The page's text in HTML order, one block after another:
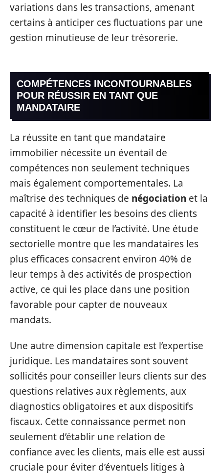
variations dans les transactions, amenant
certains à anticiper ces fluctuations par une
gestion minutieuse de leur trésorerie.
COMPÉTENCES INCONTOURNABLES
POUR RÉUSSIR EN TANT QUE
MANDATAIRE
La réussite en tant que mandataire
immobilier nécessite un éventail de
compétences non seulement techniques
mais également comportementales. La
maîtrise des techniques de négociation et la
capacité à identifier les besoins des clients
constituent le cœur de l’activité. Une étude
sectorielle montre que les mandataires les
plus efficaces consacrent environ 40% de
leur temps à des activités de prospection
active, ce qui les place dans une position
favorable pour capter de nouveaux
mandats.
Une autre dimension capitale est l’expertise
juridique. Les mandataires sont souvent
sollicités pour conseiller leurs clients sur des
questions relatives aux règlements, aux
diagnostics obligatoires et aux dispositifs
fiscaux. Cette connaissance permet non
seulement d’établir une relation de
confiance avec les clients, mais elle est aussi
cruciale pour éviter d’éventuels litiges à